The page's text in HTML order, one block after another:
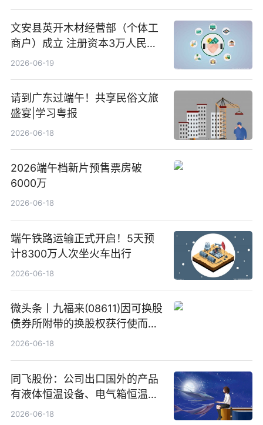
文安县英开木材经营部（个体工
商户）成立 注册资本3万人民币
新要闻
2026-06-19
请到广东过端午！共享民俗文旅
盛宴|学习粤报
2026-06-18
2026端午档新片预售票房破
6000万
2026-06-18
端午铁路运输正式开启！5天预
计8300万人次坐火车出行
2026-06-18
微头条丨九福来(08611)因可换股
债券所附带的换股权获行使而发
行5200万股
2026-06-18
同飞股份：公司出口国外的产品
有液体恒温设备、电气箱恒温装
置、纯水冷却单元和特种换热器
2026-06-18